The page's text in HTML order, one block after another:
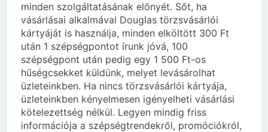
minden szolgáltatásának előnyét. Sőt, ha
vásárlásai alkalmával Douglas törzsvásárlói
kártyáját is használja, minden elköltött 300 Ft
után 1 szépségpontot írunk jóvá, 100
szépségpont után pedig egy 1 500 Ft-os
hűségcsekket küldünk, melyet levásárolhat
üzleteinkben. Ha nincs törzsvásárlói kártyája,
üzleteinkben kényelmesen igényelheti vásárlási
kötelezettség nélkül. Legyen mindig friss
információja a szépségtrendekről, promóciókról,